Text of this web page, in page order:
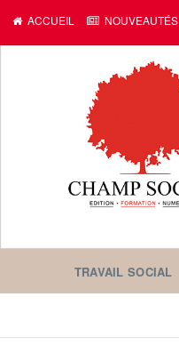
ACCUEIL NOUVEAUTÉS
TRAVAIL SOCIAL